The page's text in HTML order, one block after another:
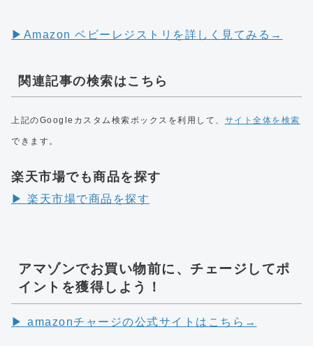
▶︎Amazon ベビーレジストリを詳しく見てみる→
関連記事の検索はこちら
上記のGoogleカスタム検索ボックスを利用して、 サイト全体を検索
できます。
楽天市場でも商品を探す
▶︎ 楽天市場で商品を探す
アマゾンでお買い物前に、チェージしてポ
イントを獲得しよう！
▶︎ amazonチャージの公式サイトはこちら→